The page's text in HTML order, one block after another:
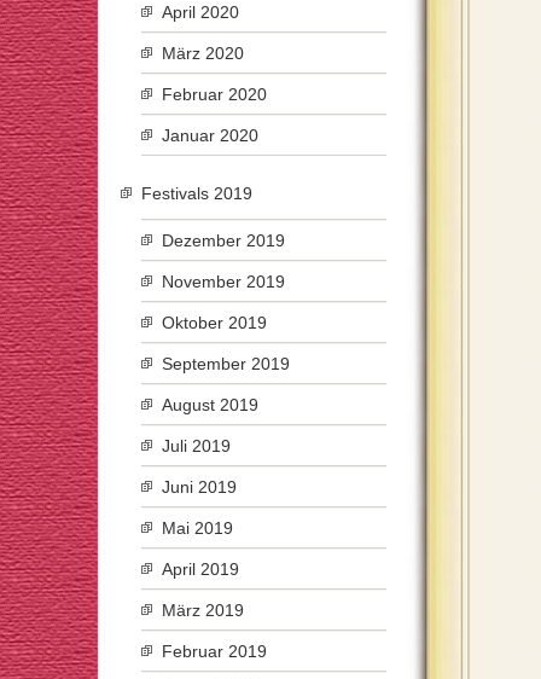
April 2020
März 2020
Februar 2020
Januar 2020
Festivals 2019
Dezember 2019
November 2019
Oktober 2019
September 2019
August 2019
Juli 2019
Juni 2019
Mai 2019
April 2019
März 2019
Februar 2019